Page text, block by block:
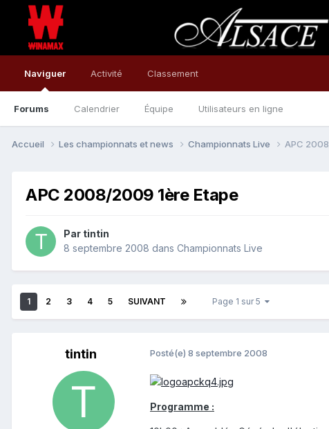
Naviguer
Forums Calendrier Équipe Utilisateurs en ligne
Activité Classement
Accueil Les championnats et news Championnats Live APC
APC 2008/2009 1ère Etape
Par tintin
8 septembre 2008 dans Championnats Live
1 2 3 4 5 SUIVANT Page 1 sur 5
tintin Posté(e) 8 septembre 2008
Programme :